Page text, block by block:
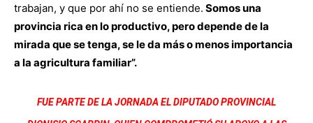
trabajan, y que por ahí no se entiende. Somos una
provincia rica en lo productivo, pero depende de la
mirada que se tenga, se le da más o menos importancia
a la agricultura familiar”.
FUE PARTE DE LA JORNADA EL DIPUTADO PROVINCIAL